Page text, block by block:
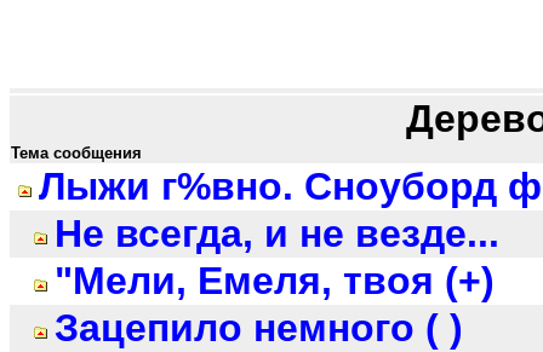
Тема сообщения
Лыжи г%вно. Сноуборд
Не всегда, и не везде...
"Мели, Емеля, твоя (+)
Зацепило немного ( )